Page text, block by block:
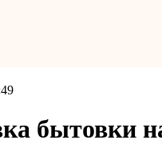
бытовки